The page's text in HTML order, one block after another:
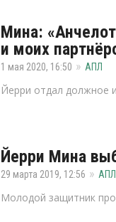
Мина:
и моих
1 мая 2020, 16:50 АПЛ
Йерри отдал должное
Йерри Мина
29 марта 2019, 12:56 АПЛ
Молодой защитник